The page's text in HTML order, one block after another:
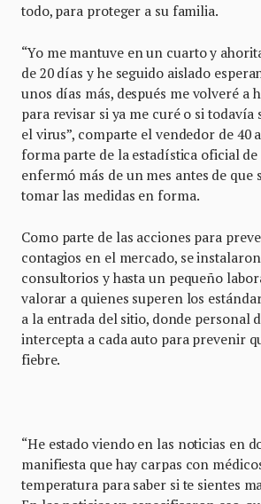
todo, para proteger a su familia.
“Yo me mantuve en un cuarto y
de 20 días y he seguido aislado
unos días más, después me volveré a
para revisar si ya me curé o si todavía
el virus”, comparte el vendedor de 40
forma parte de la estadística oficial de
enfermó más de un mes antes de que
tomar las medidas en forma.
Como parte de las acciones para
contagios en el mercado, se
consultorios y hasta un pequeño
valorar a quienes superen los
a la entrada del sitio, donde personal
intercepta a cada auto para prevenir
fiebre.
“He estado viendo en las noticias en
manifiesta que hay carpas con
temperatura para saber si te sientes